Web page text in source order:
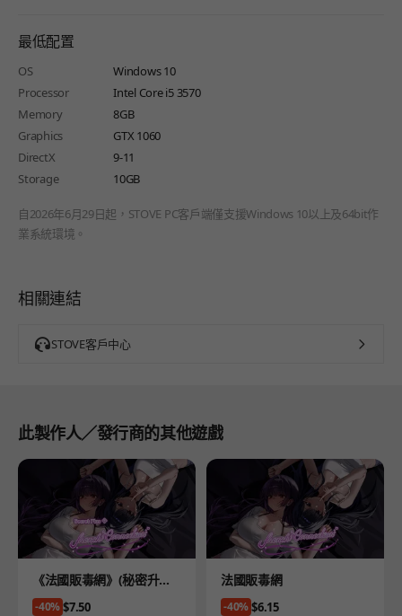
最低配置
OS
Windows 10
Processor
Intel Core i5 3570
Memory
8GB
Graphics
GTX 1060
DirectX
9-11
Storage
10GB
自2026年6月29日起，STOVE PC客戶端僅支援Windows 10以上及64bit作
業系統環境。
相關連結
STOVE客戶中心
此製作人／發行商的其他遊戲
Product
《法國販毒網》(秘密升級
版)
-40%Price
$7.50
Product
法國販毒網
-40%Price
$6.15